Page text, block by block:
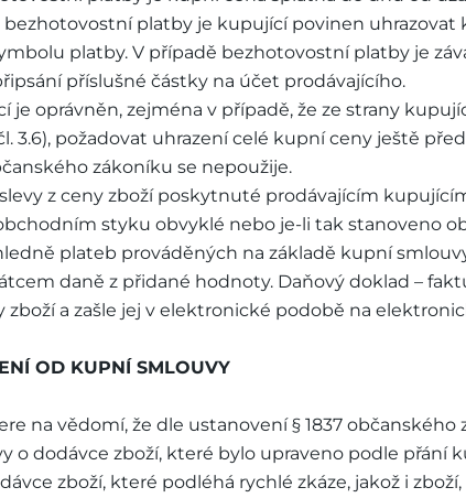
bezhotovostní platby je kupující povinen
platby. V případě bezhotovostní platby je
příslušné částky na účet prodávajícího.
je oprávněn, zejména v případě, že ze strany
3.6), požadovat uhrazení celé kupní ceny ještě
zákoníku se nepoužije.
z ceny zboží poskytnuté prodávajícím
styku obvyklé nebo je-li tak stanoveno
plateb prováděných na základě kupní
daně z přidané hodnoty. Daňový doklad –
zboží a zašle jej v elektronické podobě na
OD KUPNÍ SMLOUVY
na vědomí, že dle ustanovení § 1837
o dodávce zboží, které bylo upraveno podle přání
zboží, které podléhá rychlé zkáze, jakož i